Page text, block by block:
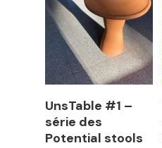
Read more
UnsTable #1 –
série des
Potential stools